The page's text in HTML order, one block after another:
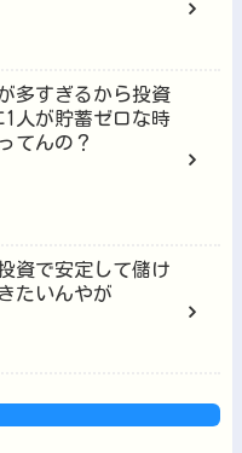
多すぎるから投資
1人が貯蓄ゼロな時
てんの？
資で安定して儲け
たいんやが